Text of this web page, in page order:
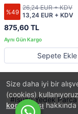
Size daha iyi bir
(cookies)
korunmasıhakkında
%49
875,60 TL
13,24 EUR + KDV
26,24 EUR + KDV
Sepete Ekle
Isuzu Yedek Parça